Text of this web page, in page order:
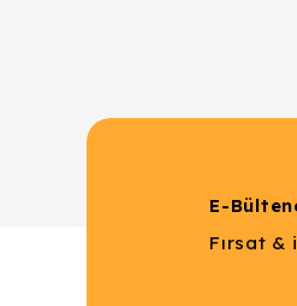
E-
Fırsat